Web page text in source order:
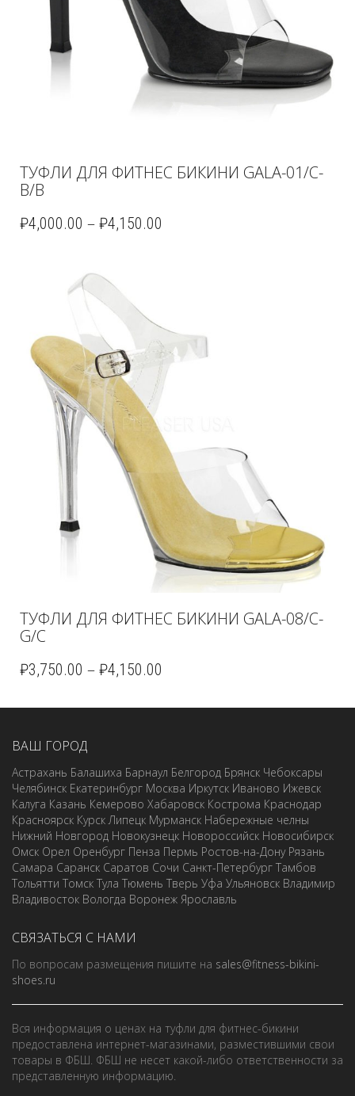
ТУФЛИ ДЛЯ ФИТНЕС БИКИНИ GALA-01/C-
B/B
₽4,000.00 – ₽4,150.00
ТУФЛИ ДЛЯ ФИТНЕС БИКИНИ GALA-08/C-
G/C
₽3,750.00 – ₽4,150.00
ВАШ ГОРОД
Астрахань Балашиха Барнаул Белгород Брянск Чебоксары
Челябинск Екатеринбург Москва Иркутск Иваново Ижевск
Калуга Казань Кемерово Хабаровск Кострома Краснодар
Красноярск Курск Липецк Мурманск Набережные челны
Нижний Новгород Новокузнецк Новороссийск Новосибирск
Омск Орел Оренбург Пенза Пермь Ростов-на-Дону Рязань
Самара Саранск Саратов Сочи Санкт-Петербург Тамбов
Тольятти Томск Тула Тюмень Тверь Уфа Ульяновск Владимир
Владивосток Вологда Воронеж Ярославль
СВЯЗАТЬСЯ С НАМИ
По вопросам размещения пишите на sales@fitness-bikini-
shoes.ru
Вся информация о ценах на туфли для фитнес-бикини
предоставлена интернет-магазинами, разместившими свои
товары в ФБШ. ФБШ не несет какой-либо ответственности за
представленную информацию.